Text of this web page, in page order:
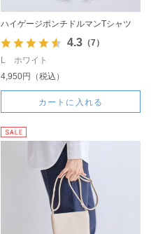
ハイゲージポンチドルマンTシャツ
4.3（7）
L ホワイト
4,950円（税込）
カートに入れる